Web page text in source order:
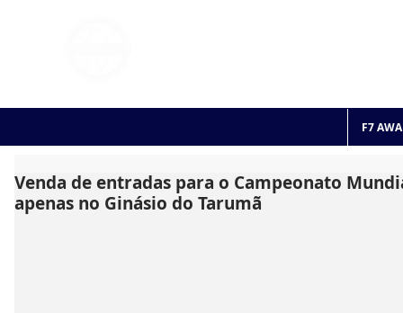
F7
Venda de entradas para o Campeonato
apenas no Ginásio do Tarumã